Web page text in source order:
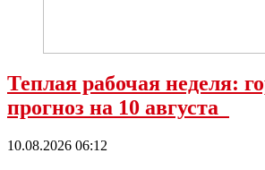
Теплая рабочая неделя:
прогноз на 10 августа
10.08.2026 06:12